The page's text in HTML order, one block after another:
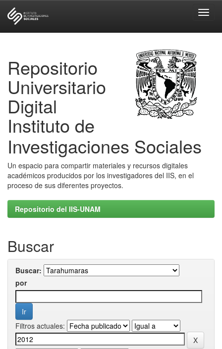
Repositorio
Universitario
Digital
Instituto de
Investigaciones Sociales
Un espacio para compartir materiales y recursos digitales
académicos producidos por los investigadores del IIS, en el
proceso de sus diferentes proyectos.
Repositorio del IIS-UNAM
Buscar
Buscar:
por
Filtros actuales: